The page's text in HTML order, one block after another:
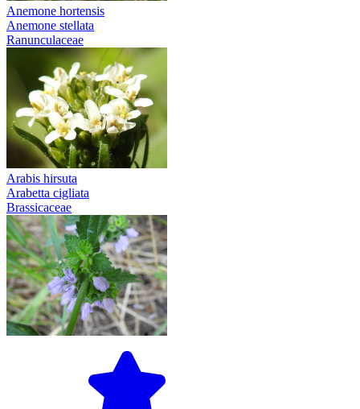
Anemone hortensis
Anemone stellata
Ranunculaceae
Arabis hirsuta
Arabetta cigliata
Brassicaceae